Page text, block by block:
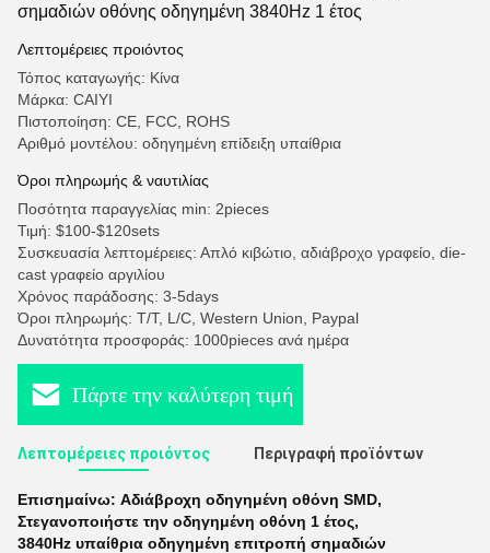
σημαδιών οθόνης οδηγημένη 3840Hz 1 έτος
Λεπτομέρειες προιόντος
Τόπος καταγωγής: Κίνα
Μάρκα: CAIYI
Πιστοποίηση: CE, FCC, ROHS
Αριθμό μοντέλου: οδηγημένη επίδειξη υπαίθρια
Όροι πληρωμής & ναυτιλίας
Ποσότητα παραγγελίας min: 2pieces
Τιμή: $100-$120sets
Συσκευασία λεπτομέρειες: Απλό κιβώτιο, αδιάβροχο γραφείο, die-
cast γραφείο αργιλίου
Χρόνος παράδοσης: 3-5days
Όροι πληρωμής: T/T, L/C, Western Union, Paypal
Δυνατότητα προσφοράς: 1000pieces ανά ημέρα
Πάρτε την καλύτερη τιμή
Λεπτομέρειες προιόντος Περιγραφή προϊόντων
Επισημαίνω: Αδιάβροχη οδηγημένη οθόνη SMD,
Στεγανοποιήστε την οδηγημένη οθόνη 1 έτος,
3840Hz υπαίθρια οδηγημένη επιτροπή σημαδιών